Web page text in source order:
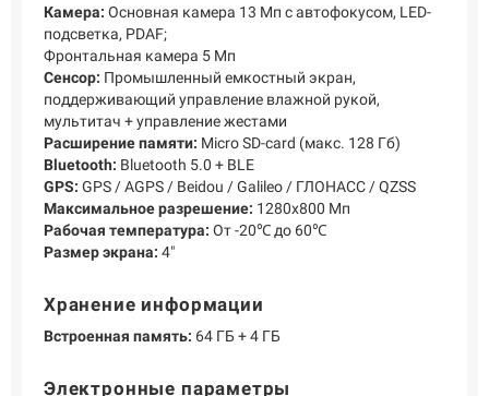
Камера: Основная камера 13 Мп с автофокусом, LED-
подсветка, PDAF;
Фронтальная камера 5 Мп
Сенсор: Промышленный емкостный экран,
поддерживающий управление влажной рукой,
мультитач + управление жестами
Расширение памяти: Micro SD-card (макс. 128 Гб)
Bluetooth: Bluetooth 5.0 + ВLE
GPS: GPS / AGPS / Beidou / Galileo / ГЛОНАСС / QZSS
Максимальное разрешение: 1280x800 Мп
Рабочая температура: От -20℃ до 60℃
Размер экрана: 4"
Хранение информации
Встроенная память: 64 ГБ + 4 ГБ
Электронные параметры